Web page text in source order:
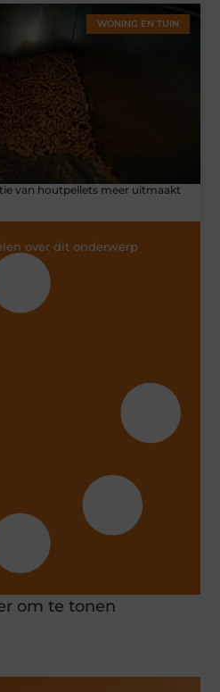
WONING EN TUIN
van houtpellets meer uitmaakt
over dit onderwerp
om te tonen